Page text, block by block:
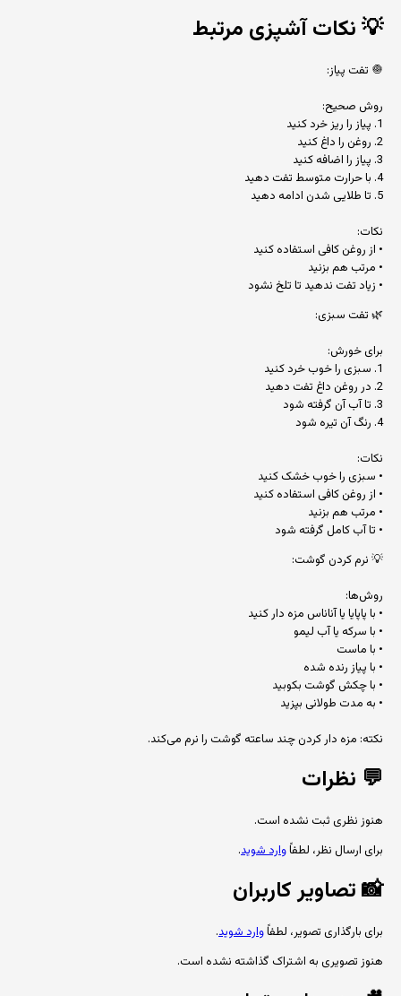
💡نکات آشپزی مرتبط
🧅 تفت پیاز:
روش صحیح:
1. پیاز را ریز خرد کنید
2. روغن را داغ کنید
3. پیاز را اضافه کنید
4. با حرارت متوسط تفت دهید
5. تا طلایی شدن ادامه دهید
نکات:
• از روغن کافی استفاده کنید
• مرتب هم بزنید
• زیاد تفت ندهید تا تلخ نشود
🌿 تفت سبزی:
برای خورش:
1. سبزی را خوب خرد کنید
2. در روغن داغ تفت دهید
3. تا آب آن گرفته شود
4. رنگ آن تیره شود
نکات:
• سبزی را خوب خشک کنید
• از روغن کافی استفاده کنید
• مرتب هم بزنید
• تا آب کامل گرفته شود
💡 نرم کردن گوشت:
روش‌ها:
• با پاپایا یا آناناس مزه دار کنید
• با سرکه یا آب لیمو
• با ماست
• با پیاز رنده شده
• با چکش گوشت بکوبید
• به مدت طولانی بپزید
نکته: مزه دار کردن چند ساعته گوشت را نرم می‌کند.
💬 نظرات
هنوز نظری ثبت نشده است.
برای ارسال نظر، لطفاًوارد شوید.
📸تصاویر کاربران
برای بارگذاری تصویر، لطفاًوارد شوید.
هنوز تصویری به اشتراک گذاشته نشده است.